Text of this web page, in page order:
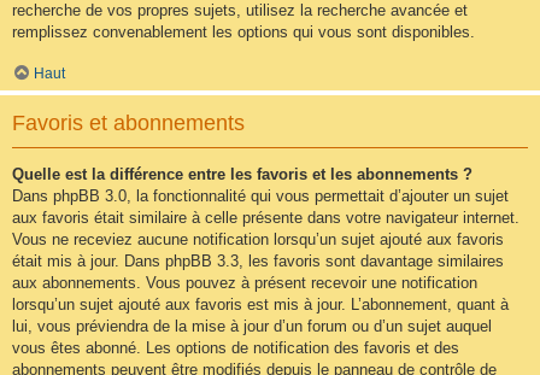
recherche de vos propres sujets, utilisez la recherche avancée et
remplissez convenablement les options qui vous sont disponibles.
Haut
Favoris et abonnements
Quelle est la différence entre les favoris et les abonnements ?
Dans phpBB 3.0, la fonctionnalité qui vous permettait d’ajouter un sujet
aux favoris était similaire à celle présente dans votre navigateur internet.
Vous ne receviez aucune notification lorsqu’un sujet ajouté aux favoris
était mis à jour. Dans phpBB 3.3, les favoris sont davantage similaires
aux abonnements. Vous pouvez à présent recevoir une notification
lorsqu’un sujet ajouté aux favoris est mis à jour. L’abonnement, quant à
lui, vous préviendra de la mise à jour d’un forum ou d’un sujet auquel
vous êtes abonné. Les options de notification des favoris et des
abonnements peuvent être modifiés depuis le panneau de contrôle de